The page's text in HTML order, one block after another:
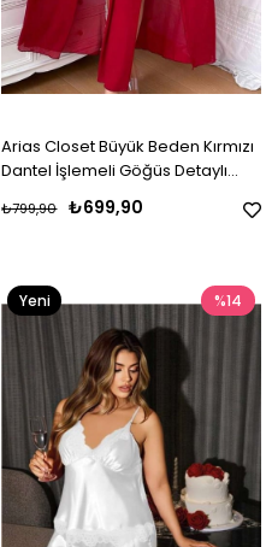
Arias Closet Büyük Beden Kırmızı
Dantel İşlemeli Göğüs Detaylı
₺699,90
₺799,90
%14
Yeni